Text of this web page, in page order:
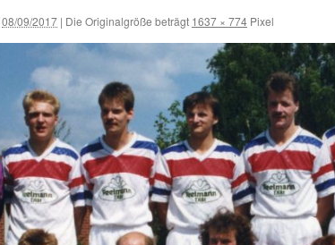
08/09/2017 | Die Originalgröße beträgt 1637 × 774 Pixel